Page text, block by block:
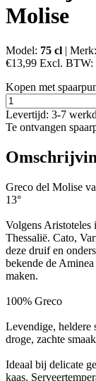
Molise
Model: 75 cl | Merk:
€13,99 Excl. BTW:
Kopen met
Levertijd: 3-7
Te ontvangen
Greco del Molise
13°
Volgens Aristoteles
Thessalië. Cato,
deze druif en
bekende de
maken.
100% Greco
Levendige, heldere
droge, zachte
Ideaal bij delicate
kaas.